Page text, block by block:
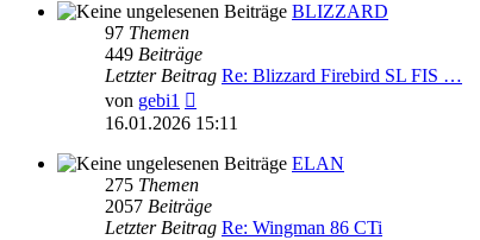
BLIZZARD
97 Themen
449 Beiträge
Letzter Beitrag Re: Blizzard Firebird SL FIS …
von gebi1
Beitrag
16.01.2026 15:11
ELAN
275 Themen
2057 Beiträge
Letzter Beitrag Re: Wingman 86 CTi